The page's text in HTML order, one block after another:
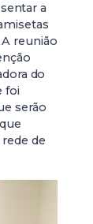
a
reunião
do
foi
serão
de